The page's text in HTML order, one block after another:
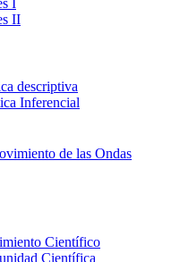
II
descriptiva
Inferencial
de las Ondas
Científico
Científica